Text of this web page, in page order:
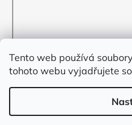
Tento web používá
tohoto webu vyjadřujete